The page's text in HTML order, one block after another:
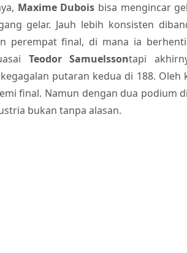
Maxime Dubois bisa mengincar
gelar. Jauh lebih konsisten
perempat final, di mana ia berhenti
Teodor Samuelssontapi
putaran kedua di 188. Oleh
final. Namun dengan dua podium
bukan tanpa alasan.